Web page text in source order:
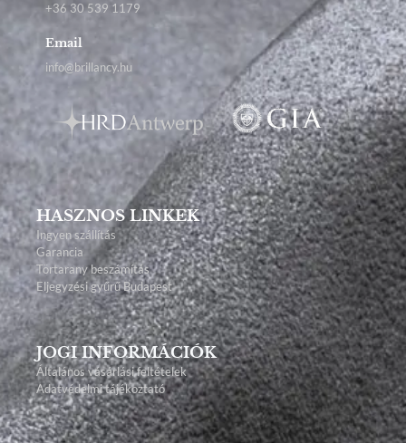
+36 30 539 1179
Email
info@brillancy.hu
HASZNOS LINKEK
Ingyen szállítás
Garancia
Törtarany beszámítás
Eljegyzési gyűrű Budapest
JOGI INFORMÁCIÓK
Általános vásárlási feltételek
Adatvédelmi tájékoztató